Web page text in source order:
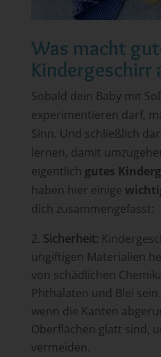
Was macht
Kindergeschirr
Sobald dein Baby mit
experimentieren darf,
Sinn. Und schließlich
lernen, damit
eigentlich gutes
haben hier einige
dich zusammengefasst:
Sicherheit:
ungiftigen Materialien
von schädlichen
Phthalaten und Blei
wenn die Kanten
Oberflächen glatt sind,
vermeiden.